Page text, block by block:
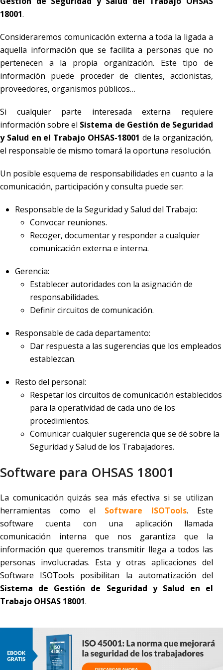
18001.
Consideraremos comunicación externa a toda la ligada a
aquella información que se facilita a personas que no
pertenecen a la propia organización. Este tipo de
información puede proceder de clientes, accionistas,
proveedores, organismos públicos…
Si cualquier parte interesada externa requiere
información sobre el Sistema de Gestión de Seguridad
y Salud en el Trabajo OHSAS-18001 de la organización,
el responsable de mismo tomará la oportuna resolución.
Un posible esquema de responsabilidades en cuanto a la
comunicación, participación y consulta puede ser:
Responsable de la Seguridad y Salud del Trabajo:
Convocar reuniones.
Recoger, documentar y responder a cualquier
comunicación externa e interna.
Gerencia:
Establecer autoridades con la asignación de
responsabilidades.
Definir circuitos de comunicación.
Responsable de cada departamento:
Dar respuesta a las sugerencias que los empleados
establezcan.
Resto del personal:
Respetar los circuitos de comunicación establecidos
para la operatividad de cada uno de los
procedimientos.
Comunicar cualquier sugerencia que se dé sobre la
Seguridad y Salud de los Trabajadores.
Software para OHSAS 18001
La comunicación quizás sea más efectiva si se utilizan
herramientas como el Software ISOTools. Este
software cuenta con una aplicación llamada
comunicación interna que nos garantiza que la
información que queremos transmitir llega a todos las
personas involucradas. Esta y otras aplicaciones del
Software ISOTools posibilitan la automatización del
Sistema de Gestión de Seguridad y Salud en el
Trabajo OHSAS 18001.